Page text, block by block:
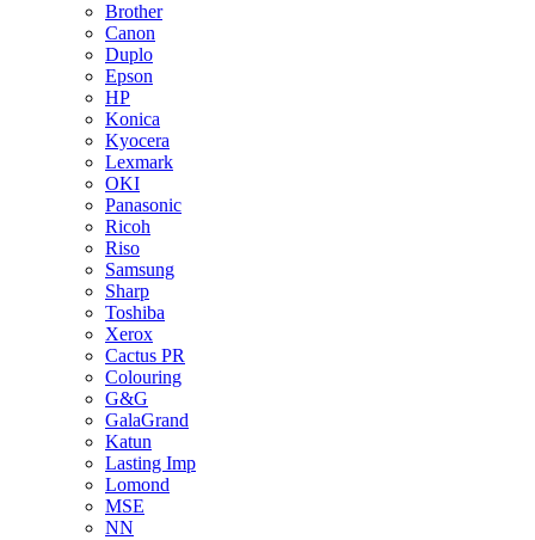
Brother
Canon
Duplo
Epson
HP
Konica
Kyocera
Lexmark
OKI
Panasonic
Ricoh
Riso
Samsung
Sharp
Toshiba
Xerox
Cactus PR
Colouring
G&G
GalaGrand
Katun
Lasting Imp
Lomond
MSE
NN